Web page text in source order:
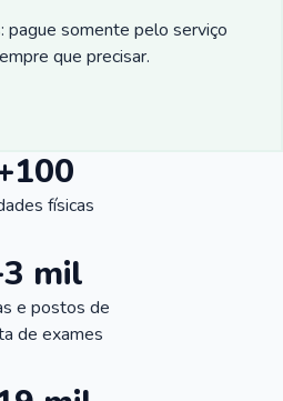
pague somente pelo serviço
que precisar.
físicas
mil
e postos de
de exames